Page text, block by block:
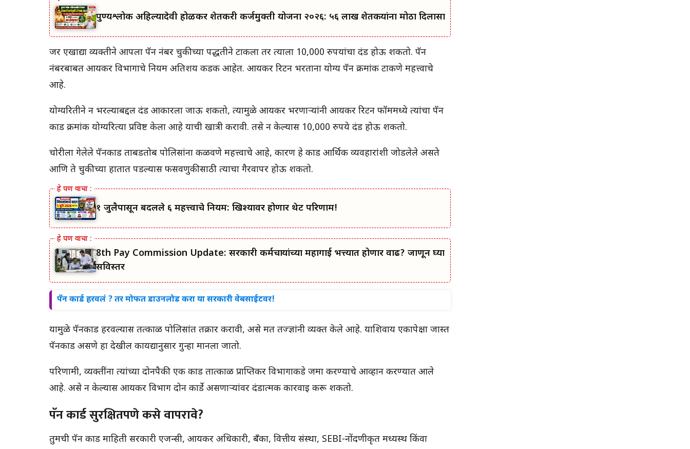
पुण्यश्लोक अहिल्यादेवी होळकर शेतकरी कर्जमुक्ती योजना २०२६: ५६ लाख शेतकऱ्यांना मोठा दिलासा
जर एखाद्या व्यक्तीने आपला पॅन नंबर चुकीच्या पद्धतीने टाकला तर त्याला 10,000 रुपयांचा दंड होऊ शकतो. पॅन
नंबरबाबत आयकर विभागाचे नियम अतिशय कडक आहेत. आयकर रिटर्न भरताना योग्य पॅन क्रमांक टाकणे महत्त्वाचे
आहे.
योग्यरितीने न भरल्याबद्दल दंड आकारला जाऊ शकतो, त्यामुळे आयकर भरणाऱ्यांनी आयकर रिटर्न फॉर्ममध्ये त्यांचा पॅन
कार्ड क्रमांक योग्यरित्या प्रविष्ट केला आहे याची खात्री करावी. तसे न केल्यास 10,000 रुपये दंड होऊ शकतो.
चोरीला गेलेले पॅनकार्ड ताबडतोब पोलिसांना कळवणे महत्त्वाचे आहे, कारण हे कार्ड आर्थिक व्यवहारांशी जोडलेले असते
आणि ते चुकीच्या हातात पडल्यास फसवणुकीसाठी त्याचा गैरवापर होऊ शकतो.
१ जुलैपासून बदलले ६ महत्त्वाचे नियम: खिश्यावर होणार थेट परिणाम!
8th Pay Commission Update: सरकारी कर्मचाऱ्यांच्या महागाई भत्त्यात होणार वाढ? जाणून घ्या
सविस्तर
पॅन कार्ड हरवलं ? तर मोफत डाउनलोड करा या सरकारी वेबसाईटवर!
यामुळे पॅनकार्ड हरवल्यास तत्काळ पोलिसांत तक्रार करावी, असे मत तज्ज्ञांनी व्यक्त केले आहे. याशिवाय एकापेक्षा जास्त
पॅनकार्ड असणे हा देखील कायद्यानुसार गुन्हा मानला जातो.
परिणामी, व्यक्तींना त्यांच्या दोनपैकी एक कार्ड तात्काळ प्राप्तिकर विभागाकडे जमा करण्याचे आव्हान करण्यात आले
आहे. असे न केल्यास आयकर विभाग दोन कार्डे असणाऱ्यांवर दंडात्मक कारवाई करू शकतो.
पॅन कार्ड सुरक्षितपणे कसे वापरावे?
तुमची पॅन कार्ड माहिती सरकारी एजन्सी, आयकर अधिकारी, बँका, वित्तीय संस्था, SEBI-नोंदणीकृत मध्यस्थ किंवा